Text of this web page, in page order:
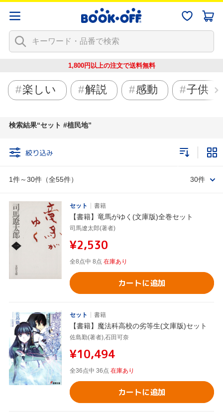
1,800円以上の注文で送料無料
楽しい 解説 感動 子供
検索結果 セット #植民地
絞り込み
1件～30件（全55件） 30件
セット 書籍
【書籍】竜馬がゆく(文庫版)全巻セット
司馬遼太郎(著者)
¥2,530
全8点中 8点 在庫あり
カートに追加
セット 書籍
【書籍】魔法科高校の劣等生(文庫版)セット
佐島勤(著者),石田可奈
¥10,494
全36点中 36点 在庫あり
カートに追加